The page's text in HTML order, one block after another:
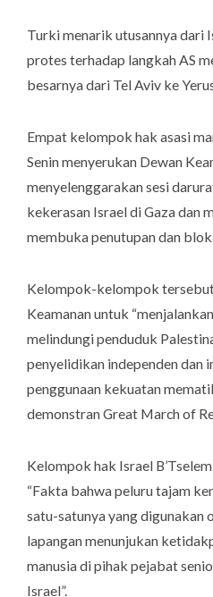
Turki menarik utusannya dari
protes terhadap langkah AS
besarnya dari Tel Aviv ke
Empat kelompok hak asasi
Senin menyerukan Dewan
menyelenggarakan sesi
kekerasan Israel di Gaza dan
membuka penutupan dan
Kelompok-kelompok
Keamanan untuk
melindungi penduduk
penyelidikan independen dan
penggunaan kekuatan
demonstranGreat March of
Kelompok hak Israel
“Fakta bahwa peluru tajam
satu-satunya yang digunakan
lapangan menunjukan
manusia di pihak pejabat
Israel”.